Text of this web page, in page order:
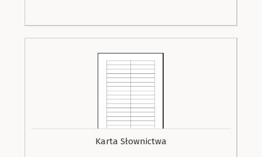
Karta Słownictwa